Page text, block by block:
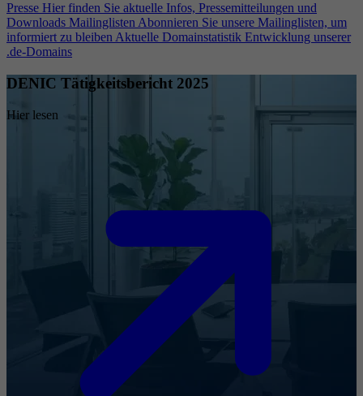
Presse Hier finden Sie aktuelle Infos, Pressemitteilungen und
Downloads Mailinglisten Abonnieren Sie unsere Mailinglisten, um
informiert zu bleiben Aktuelle Domainstatistik Entwicklung unserer
.de-Domains
DENIC Tätigkeitsbericht 2025
Hier lesen